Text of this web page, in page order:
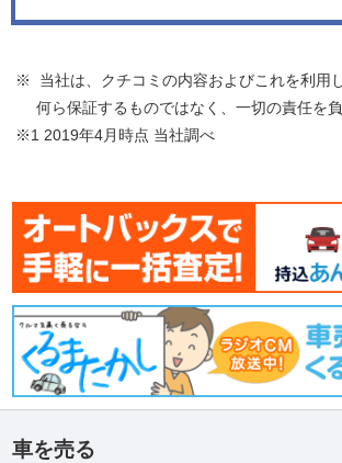
※ 当社は、クチコミの内容およびこれを利用
何ら保証するものではなく、一切の責任を負
※1 2019年4月時点 当社調べ
車を売る